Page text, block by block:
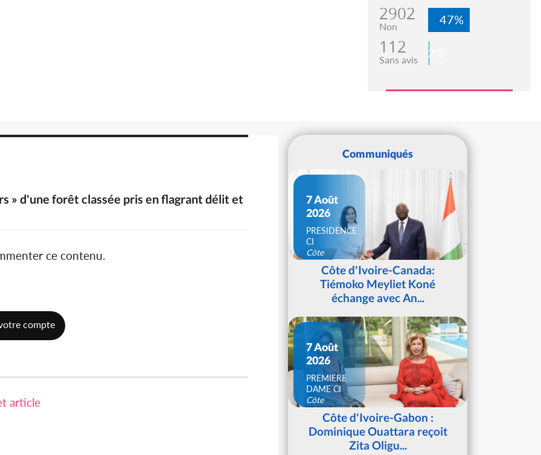
2902
Non 47%
112
Sans avis 2%
» d'une forêt classée pris en flagrant délit et
ce contenu.
compte
article
Communiqués
7 Août
2026
PRESIDENCE
CI
Côte
d'IvoireCôte d'Ivoire-Canada:
Tiémoko Meyliet Koné
échange avec An...
7 Août
2026
PREMIERE
DAME CI
Côte
d'IvoireCôte d'Ivoire-Gabon :
Dominique Ouattara reçoit
Zita Oligu...